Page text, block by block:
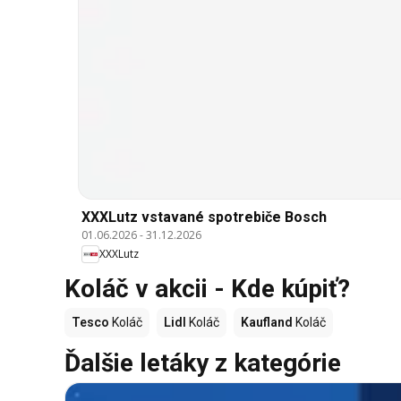
XXXLutz vstavané spotrebiče Bosch
01.06.2026-31.12.2026
XXXLutz
Koláč v akcii - Kde kúpiť?
Tesco Koláč Lidl Koláč Kaufland Koláč
Ďalšie letáky z kategórie